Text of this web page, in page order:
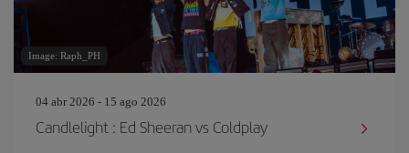
Image: Raph_PH
04 abr 2026 - 15 ago 2026
Candlelight : Ed Sheeran vs Coldplay